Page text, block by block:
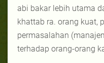
abi bakar lebih utama
khattab ra. orang kuat,
permasalahan
terhadap orang-orang